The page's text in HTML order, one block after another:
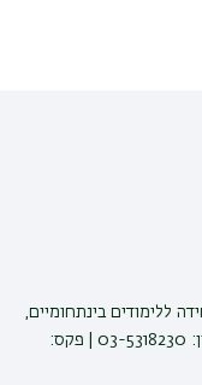
ללימודים בינתחומיים,
אוניברסיטת בר אילן, רמת גן 5290002 | טלפון: 03-5318230 | פקס: